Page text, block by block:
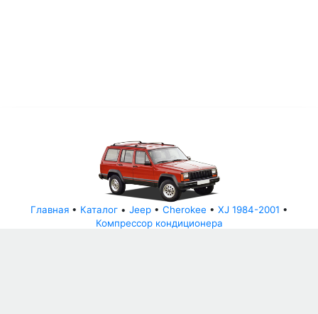
Главная• Каталог• Jeep• Cherokee • XJ 1984-2001 •
Компрессор кондиционера